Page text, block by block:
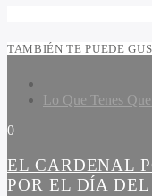
TAMBIÉN TE PUEDE
Lo Que Tenes
0
EL CARDENAL
POR EL DÍA